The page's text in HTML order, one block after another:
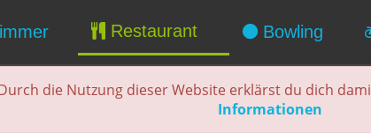
die Nutzung dieser Website erklärst du dich
Informationen
Restaurant Bowling